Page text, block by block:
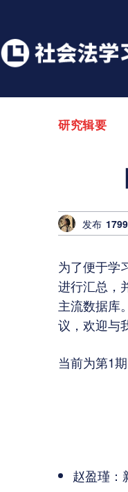
研究辑要
发布 1799
为了便于学
进行汇总，
主流数据库
议，欢迎与
当前为第1
赵盈瑾：